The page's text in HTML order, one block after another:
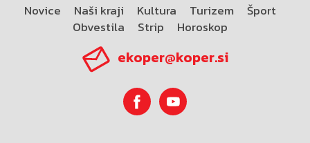
Novice Naši kraji Kultura Turizem
Šport
Obvestila
Strip Horoskop
ekoper@koper.si